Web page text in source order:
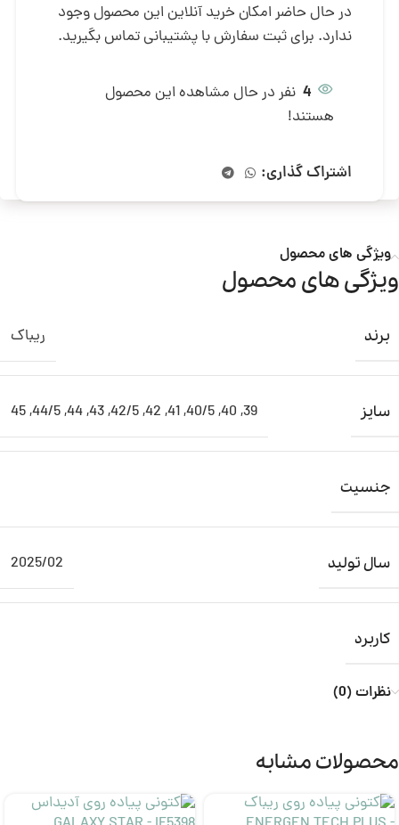
در حال حاضر امکان خرید آنلاین این محصول وجود
ندارد. برای ثبت سفارش با پشتیبانی تماس بگیرید.
4 نفر در حال مشاهده این محصول
هستند!
اشتراک گذاری:
ویژگی های محصول
ویژگی های محصول
برند ریباک
سایز 39
,
40
,
40/5
,
41
,
42
,
42/5
,
43
,
44
,
44/5
,
45
جنسیت
سال تولید 2025/02
کاربرد
نظرات (0)
محصولات مشابه